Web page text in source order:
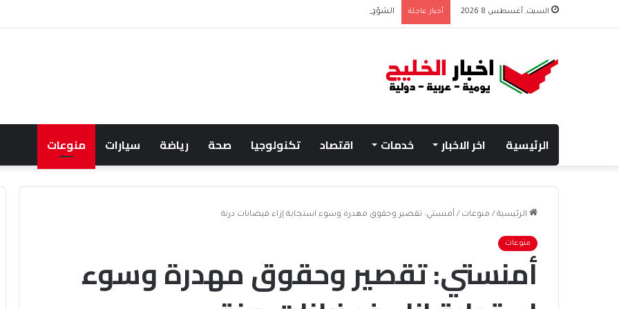
السبت, أغسطس 8 2026 أخبار عاجلة الشؤون الإسلامية تطلق حسابها الرسمي على تيك توك للمحتوى الديني
الرئيسية اخر الاخبار خدمات اقتصاد تكنولوجيا صحة رياضة سيارات منوعات
الرئيسية / منوعات / أمنستي: تقصير وحقوق مهدرة وسوء استجابة إزاء فيضانات درنة
منوعات
أمنستي: تقصير وحقوق مهدرة وسوء